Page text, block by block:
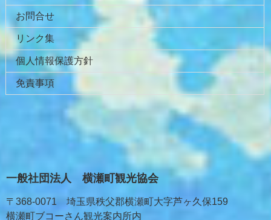
お問合せ
リンク集
個人情報保護方針
免責事項
一般社団法人 横瀬町観光協会
〒368-0071 埼玉県秩父郡横瀬町大字芦ヶ久保159
横瀬町ブコーさん観光案内所内